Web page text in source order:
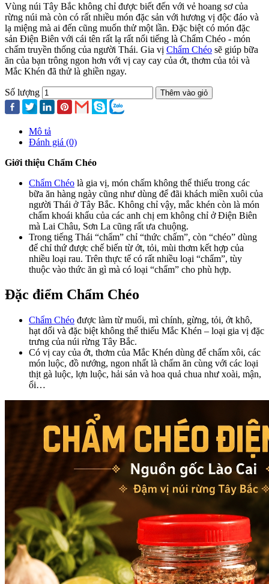
Vùng núi Tây Bắc không chỉ được biết đến với vẻ hoang sơ của
rừng núi mà còn có rất nhiều món đặc sản với hương vị độc đáo và
lạ miệng mà ai đến cũng muốn thử một lần. Đặc biệt có món đặc
sản Điện Biên với cái tên rất lạ rất nổi tiếng là Chẩm Chéo - món
chấm truyền thống của người Thái. Gia vị Chẩm Chéo sẽ giúp bữa
ăn của bạn trông ngon hơn với vị cay cay của ớt, thơm của tỏi và
Mắc Khén đã thử là ghiền ngay.
Số lượng Thêm vào giỏ
Mô tả
Đánh giá (0)
Giới thiệu Chẩm Chéo
Chẩm Chéo là gia vị, món chấm không thể thiếu trong các
bữa ăn hàng ngày cũng như dùng để đãi khách miền xuôi của
người Thái ở Tây Bắc. Không chỉ vậy, mắc khén còn là món
chấm khoái khẩu của các anh chị em không chỉ ở Điện Biên
mà Lai Châu, Sơn La cũng rất ưa chuộng.
Trong tiếng Thái “chẩm” chỉ “thức chấm”, còn “chéo” dùng
để chỉ thứ được chế biến từ ớt, tỏi, mùi thơm kết hợp của
nhiều loại rau. Trên thực tế có rất nhiều loại “chẩm”, tùy
thuộc vào thức ăn gì mà có loại “chẩm” cho phù hợp.
Đặc điểm Chẩm Chéo
Chẩm Chéo được làm từ muối, mì chính, gừng, tỏi, ớt khô,
hạt dổi và đặc biệt không thể thiếu Mắc Khén – loại gia vị đặc
trưng của núi rừng Tây Bắc.
Có vị cay của ớt, thơm của Mắc Khén dùng để chấm xôi, các
món luộc, đồ nướng, ngon nhất là chấm ăn cùng với các loại
thịt gà luộc, lợn luộc, hải sản và hoa quả chua như xoài, mận,
ổi…